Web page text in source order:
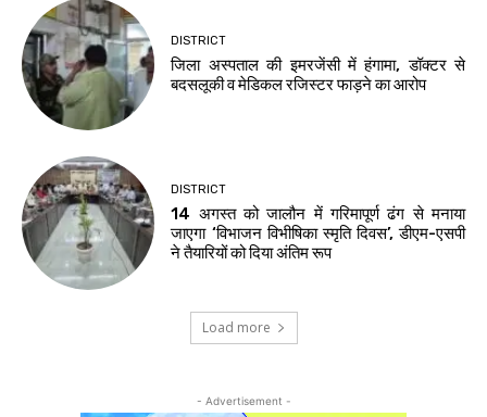
DISTRICT
जिला अस्पताल की इमरजेंसी में हंगामा, डॉक्टर से
बदसलूकी व मेडिकल रजिस्टर फाड़ने का आरोप
DISTRICT
14 अगस्त को जालौन में गरिमापूर्ण ढंग से मनाया
जाएगा ‘विभाजन विभीषिका स्मृति दिवस’, डीएम-एसपी
ने तैयारियों को दिया अंतिम रूप
Load more
- Advertisement -